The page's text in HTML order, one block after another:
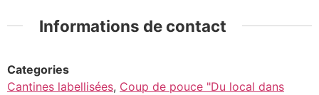
Informations de contact
Categories
Cantines labellisées, Coup de pouce "Du local dans